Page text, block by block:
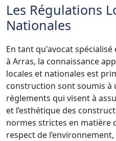
Les Régulations
Nationales
En tant qu'avocat
à Arras, la connaissance
locales et nationales est
construction sont soumis à
règlements qui visent à
et l’esthétique des
normes strictes en matière
respect de